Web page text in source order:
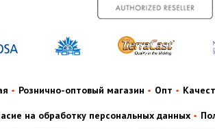
Рознично-оптовый магазин Опт
на обработку персональных данных